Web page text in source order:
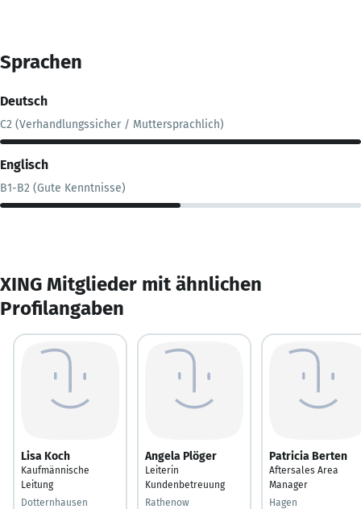
Sprachen
Deutsch
C2 (Verhandlungssicher / Muttersprachlich)
Englisch
B1-B2 (Gute Kenntnisse)
XING Mitglieder mit ähnlichen
Profilangaben
Lisa Koch
Kaufmännische
Leitung
Dotternhausen
Angela Plöger
Leiterin
Kundenbetreuung
Rathenow
Patricia Berten
Aftersales Area
Manager
Hagen